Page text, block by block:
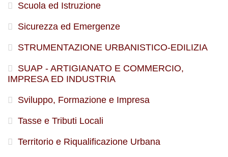
Scuola ed Istruzione
Sicurezza ed Emergenze
STRUMENTAZIONE URBANISTICO-EDILIZIA
SUAP - ARTIGIANATO E COMMERCIO,
IMPRESA ED INDUSTRIA
Sviluppo, Formazione e Impresa
Tasse e Tributi Locali
Territorio e Riqualificazione Urbana